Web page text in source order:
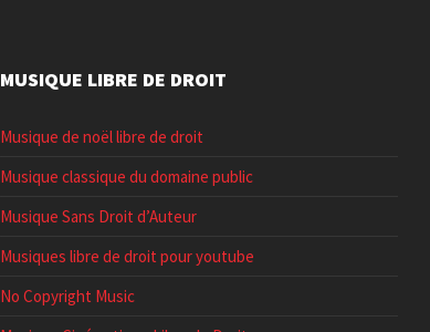
MUSIQUE LIBRE DE DROIT
Musique de noël libre de droit
Musique classique du domaine public
Musique Sans Droit d’Auteur
Musiques libre de droit pour youtube
No Copyright Music